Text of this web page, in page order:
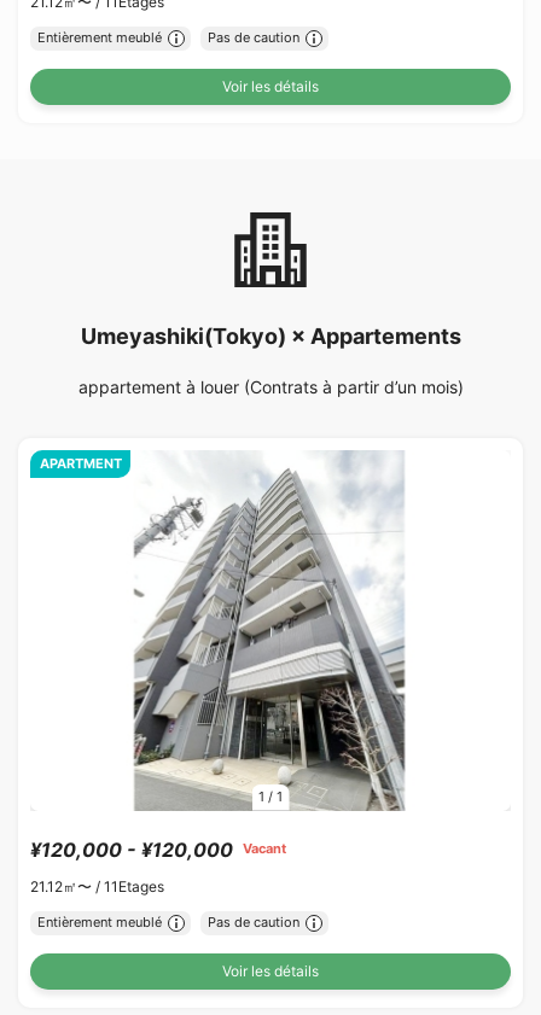
Entièrement meublé Pas de caution
Voir les détails
Umeyashiki(Tokyo) × Appartements
appartement à louer (Contrats à partir d’un mois)
1 / 1
APARTMENT
¥120,000 - ¥120,000 Vacant
21.12㎡〜 / 11Etages
Entièrement meublé Pas de caution
Voir les détails